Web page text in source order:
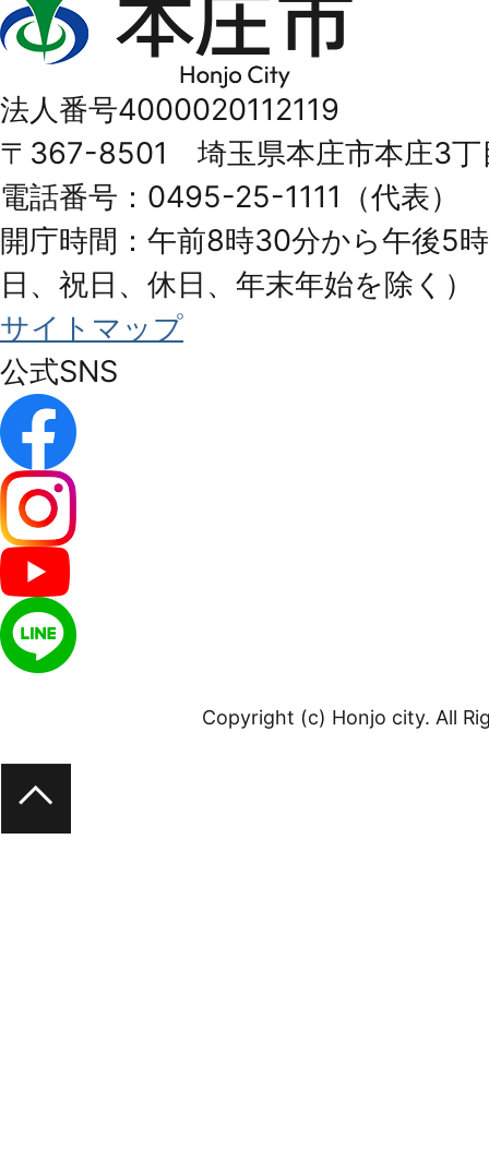
庄
Honjo
City
法人番号4000020112119
〒367-8501 埼玉県本庄市本庄3丁
電話番号：0495-25-1111（代表）
開庁時間：午前8時30分から午後5
日、祝日、休日、年末年始を除く）
サイトマップ
公式SNS
Copyright (c) Honjo city. All